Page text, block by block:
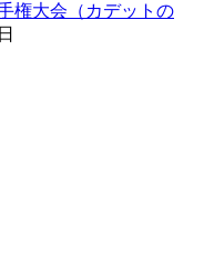
権大会（カデットの